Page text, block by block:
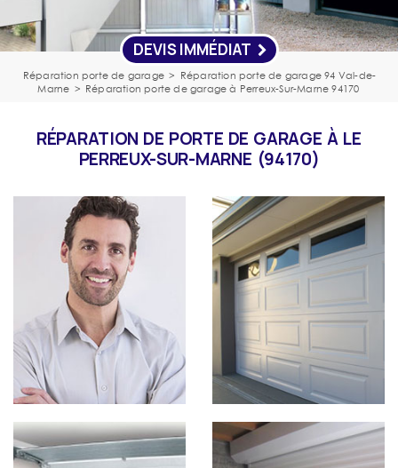
DEVIS IMMÉDIAT
Réparation porte de garage > Réparation porte de garage 94 Val-de-
Marne > Réparation porte de garage à Perreux-Sur-Marne 94170
RÉPARATION DE PORTE DE GARAGE À LE
PERREUX-SUR-MARNE (94170)